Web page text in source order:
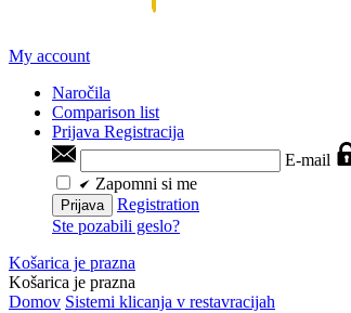
My account
Naročila
Comparison list
Prijava Registracija
E-mail
Zapomni si me
Prijava
Registration
Ste pozabili geslo?
Košarica je prazna
Košarica je prazna
Domov Sistemi klicanja v restavracijah